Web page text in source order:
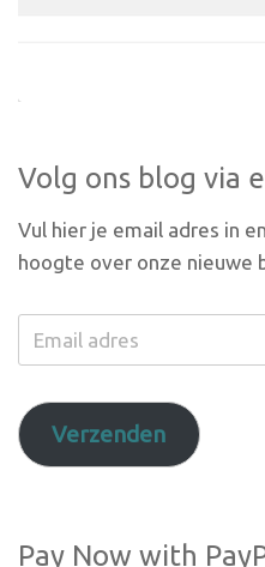
Volg ons blog via
Vul hier je email adres in
hoogte over onze nieuwe
Email
adres
Verzenden
Pay Now with